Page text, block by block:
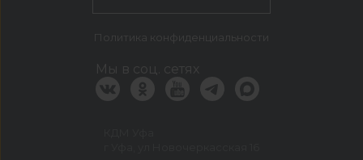
Политика конфиденциальности
Мы в соц. сетях